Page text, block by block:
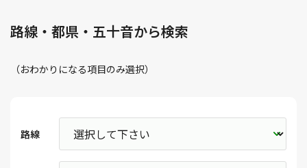
路線・都県・五十音から検索
（おわかりになる項目のみ選択）
路線